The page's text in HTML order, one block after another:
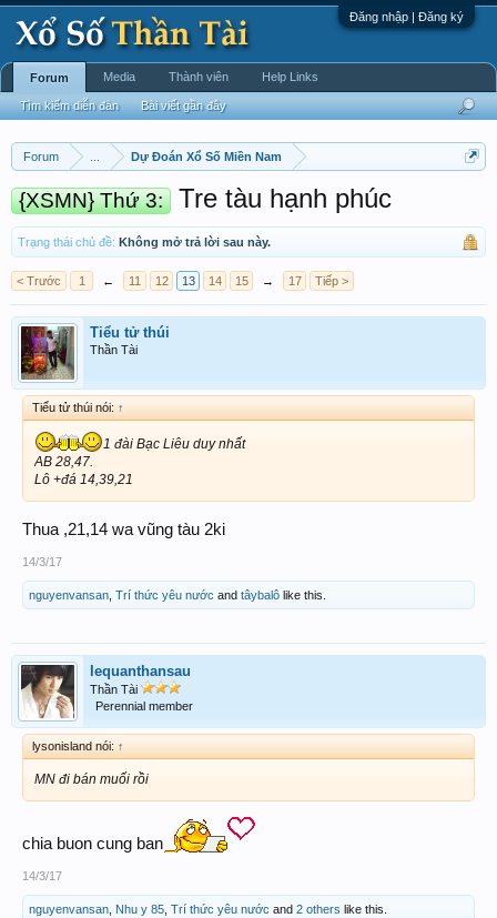
Đăng nhập | Đăng ký
Forum Dự Đoán Xổ Số Miền Nam
{XSMN} Thứ 3: Tre tàu hạnh phúc
Trạng thái chủ đề: Không mở trả lời sau này.
< Trước 1 ← 11 12 13 14 15 → 17 Tiếp >
Tiểu tử thúi
Thần Tài
Tiểu tử thúi nói: ↑
1 đài Bạc Liêu duy nhất
AB 28,47.
Lô +đá 14,39,21
Thua ,21,14 wa vũng tàu 2ki
14/3/17
nguyenvansan Trí thức yêu nước and tâybalô like this.
lequanthansau
Thần Tài
Perennial member
lysonisland nói: ↑
MN đi bán muối rồi
chia buon cung ban
14/3/17
nguyenvansan Nhu y 85 Trí thức yêu nước and 2 others like this.
Forum
Tìm kiếm diễn đàn Bài viết gần đây
Media Thành viên Help Links